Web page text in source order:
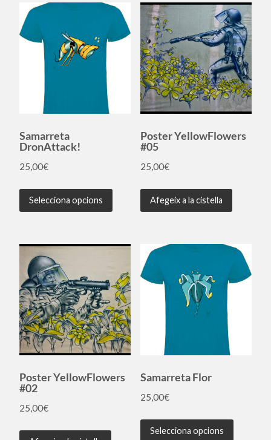
Samarreta
DronAttack!
25,00€
Selecciona opcions
Poster YellowFlowers
#05
25,00€
Afegeix a la cistella
Poster YellowFlowers
#02
25,00€
Samarreta Flor
25,00€
Selecciona opcions